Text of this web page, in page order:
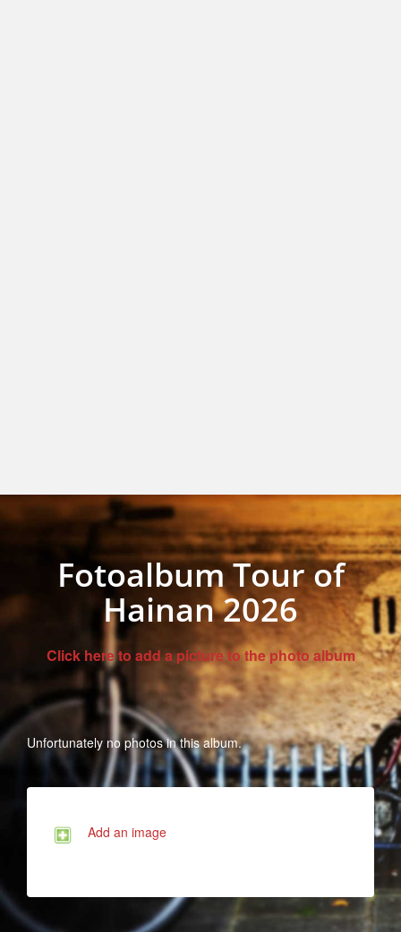
Fotoalbum Tour of
Hainan 2026
Click here to add a picture to the photo album
Unfortunately no photos in this album.
Add an image